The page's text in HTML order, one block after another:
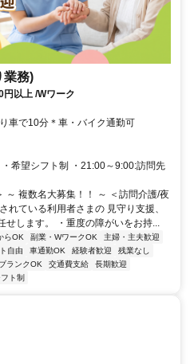
業務)
以上 /Wワーク
車で10分＊車・バイク通勤可
希望シフト制 ・21:00～9:00:訪問先
～ 複数名大募集！！ ～ ＜訪問介護/夜
れている利用者さまの 見守り支援、
します。 ・重度の障がいをお持...
らOK 副業・WワークOK
主婦・主夫歓迎
自由 車通勤OK 経験者歓迎
残業なし
ブランクOK 交通費支給
長期歓迎
ト制